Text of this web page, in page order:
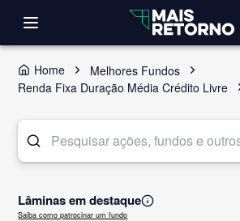
Home
Melhores Fundos
Renda Fixa Duração Média Crédito Livre
Lâminas em destaque
Saiba como patrocinar um fundo